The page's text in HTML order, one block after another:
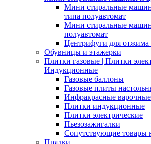
Мини стиральные
типа полуавтомат
Мини стиральные
полуавтомат
Центрифуги для отжима
Обувницы и этажерки
Плитки газовые | Плитки
Индукционные
Газовые баллоны
Газовые плиты
Инфракрасные
Плитки индукционные
Плитки электрические
Пьезозажигалки
Сопутствующие товары
Прялки